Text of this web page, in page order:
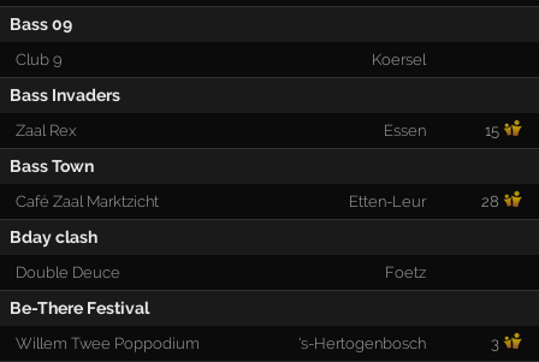
Bass 09
Club 9 Koersel
Bass Invaders
Zaal Rex Essen 15
Bass Town
Café Zaal Marktzicht Etten-Leur 28
Bday clash
Double Deuce Foetz
Be-There Festival
Willem Twee Poppodium 's-Hertogenbosch 3